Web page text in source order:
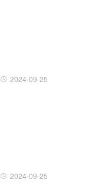
2024-09-25
2024-09-25